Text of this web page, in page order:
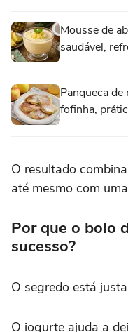
Mousse de
saudável,
Panqueca
fofinha,
O resultado
até mesmo com
Por que o bolo
sucesso?
O segredo está
O iogurte ajuda a